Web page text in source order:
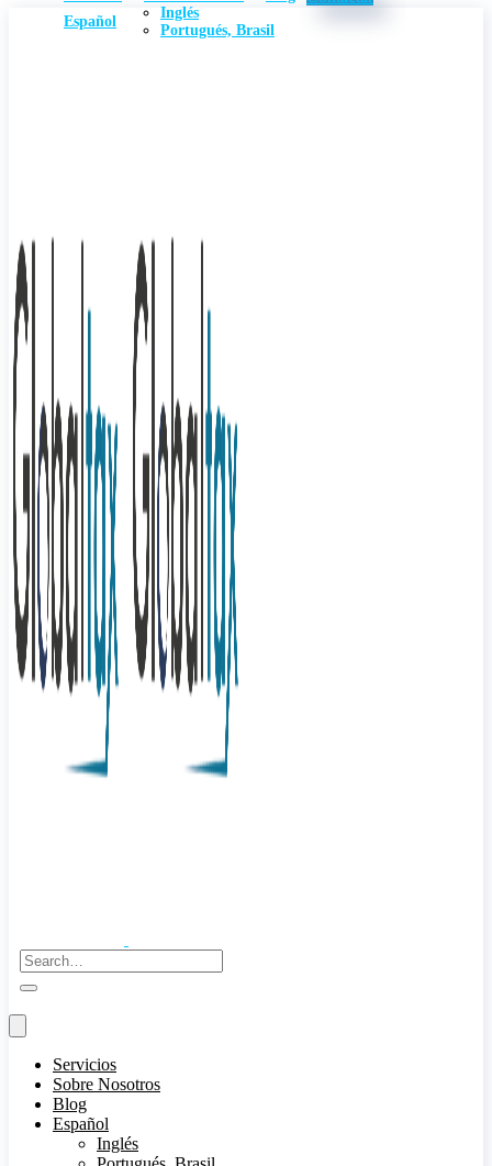
Español
Inglés
Portugués, Brasil
Servicios
Sobre Nosotros
Blog
Español
Inglés